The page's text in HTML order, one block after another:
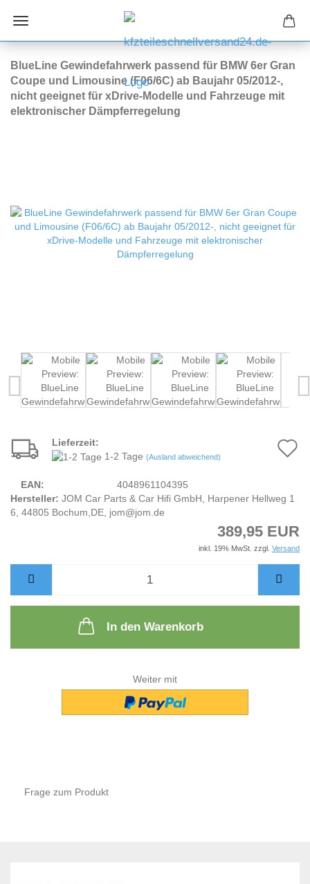
BlueLine Gewindefahrwerk passend für BMW 6er Gran
Coupe und Limousine (F06/6C) ab Baujahr 05/2012-,
nicht geeignet für xDrive-Modelle und Fahrzeuge mit
elektronischer Dämpferregelung
Lieferzeit:
1-2 Tage (Ausland abweichend)
EAN:
4048961104395
Hersteller: JOM Car Parts & Car Hifi GmbH, Harpener Hellweg 1
6, 44805 Bochum,DE, jom@jom.de
389,95 EUR
inkl. 19% MwSt. zzgl. Versand
In den Warenkorb
Weiter mit
Frage zum Produkt